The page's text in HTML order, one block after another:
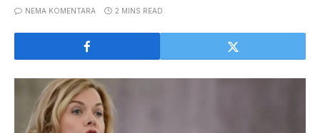
NEMA KOMENTARA
2 MINS READ